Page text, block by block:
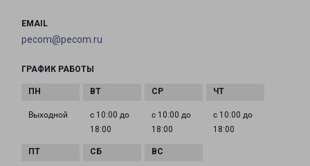
EMAIL
pecom@pecom.ru
ГРАФИК РАБОТЫ
Выходной
с 10:00 до
18:00
с 10:00 до
18:00
с 10:00 до
18:00